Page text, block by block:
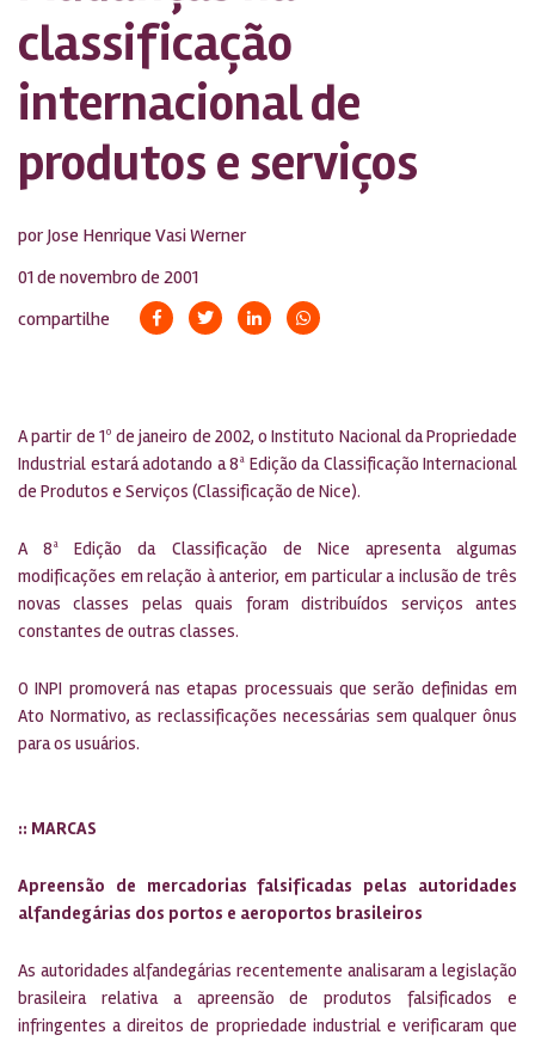
classificação
internacional de
produtos e serviços
por Jose Henrique Vasi Werner
01 de novembro de 2001
compartilhe
A partir de 1º de janeiro de 2002, o Instituto Nacional da Propriedade
Industrial estará adotando a 8ª Edição da Classificação Internacional
de Produtos e Serviços (Classificação de Nice).
A 8ª Edição da Classificação de Nice apresenta algumas
modificações em relação à anterior, em particular a inclusão de três
novas classes pelas quais foram distribuídos serviços antes
constantes de outras classes.
O INPI promoverá nas etapas processuais que serão definidas em
Ato Normativo, as reclassificações necessárias sem qualquer ônus
para os usuários.
:: MARCAS
Apreensão de mercadorias falsificadas pelas autoridades
alfandegárias dos portos e aeroportos brasileiros
As autoridades alfandegárias recentemente analisaram a legislação
brasileira relativa a apreensão de produtos falsificados e
infringentes a direitos de propriedade industrial e verificaram que